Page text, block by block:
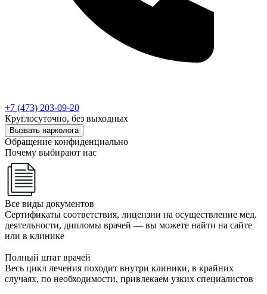
+7 (473) 203-09-20
Круглосуточно, без выходных
Вызвать нарколога
Обращение конфиденциально
Почему выбирают нас
Все виды документов
Сертификаты соответствия, лицензии на осуществление мед.
деятельности, дипломы врачей — вы можете найти на сайте
или в клинике
Полный штат врачей
Весь цикл лечения походит внутри клиники, в крайних
случаях, по необходимости, привлекаем узких специалистов